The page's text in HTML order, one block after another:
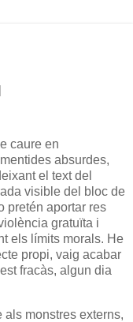
caure en
absurdes,
el text del
visible del bloc de
pretén aportar res
gratuïta i
els límits morals. He
propi, vaig acabar
fracàs, algun dia
monstres externs,